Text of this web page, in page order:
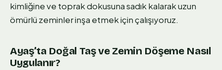
kimliğine ve toprak dokusuna sadık kalarak uzun
ömürlü zeminler inşa etmek için çalışıyoruz.
Ayaş’ta Doğal Taş ve Zemin Döşeme Nasıl
Uygulanır?